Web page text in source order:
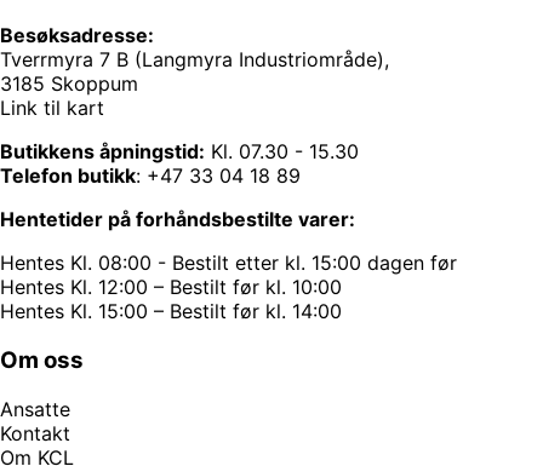
Besøksadresse:
Tverrmyra 7 B (Langmyra Industriområde),
3185 Skoppum
Link til kart
Butikkens åpningstid: Kl. 07.30 - 15.30
Telefon butikk: +47 33 04 18 89
Hentetider på forhåndsbestilte varer:
Hentes Kl. 08:00 - Bestilt etter kl. 15:00 dagen før
Hentes Kl. 12:00 – Bestilt før kl. 10:00
Hentes Kl. 15:00 – Bestilt før kl. 14:00
Om oss
Ansatte
Kontakt
Om KCL